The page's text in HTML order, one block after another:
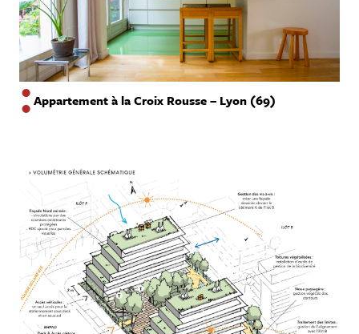
Appartement à la Croix Rousse – Lyon (69)